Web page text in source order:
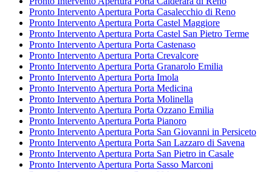
Pronto Intervento Apertura Porta Casalecchio di Reno
Pronto Intervento Apertura Porta Castel Maggiore
Pronto Intervento Apertura Porta Castel San Pietro Terme
Pronto Intervento Apertura Porta Castenaso
Pronto Intervento Apertura Porta Crevalcore
Pronto Intervento Apertura Porta Granarolo Emilia
Pronto Intervento Apertura Porta Imola
Pronto Intervento Apertura Porta Medicina
Pronto Intervento Apertura Porta Molinella
Pronto Intervento Apertura Porta Ozzano Emilia
Pronto Intervento Apertura Porta Pianoro
Pronto Intervento Apertura Porta San Giovanni in Persiceto
Pronto Intervento Apertura Porta San Lazzaro di Savena
Pronto Intervento Apertura Porta San Pietro in Casale
Pronto Intervento Apertura Porta Sasso Marconi